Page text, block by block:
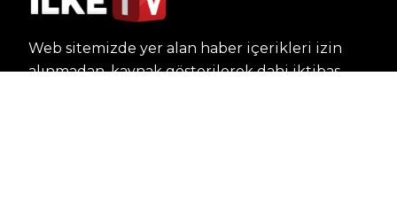
Web sitemizde yer alan haber içerikleri izin
alınmadan, kaynak gösterilerek dahi iktibas